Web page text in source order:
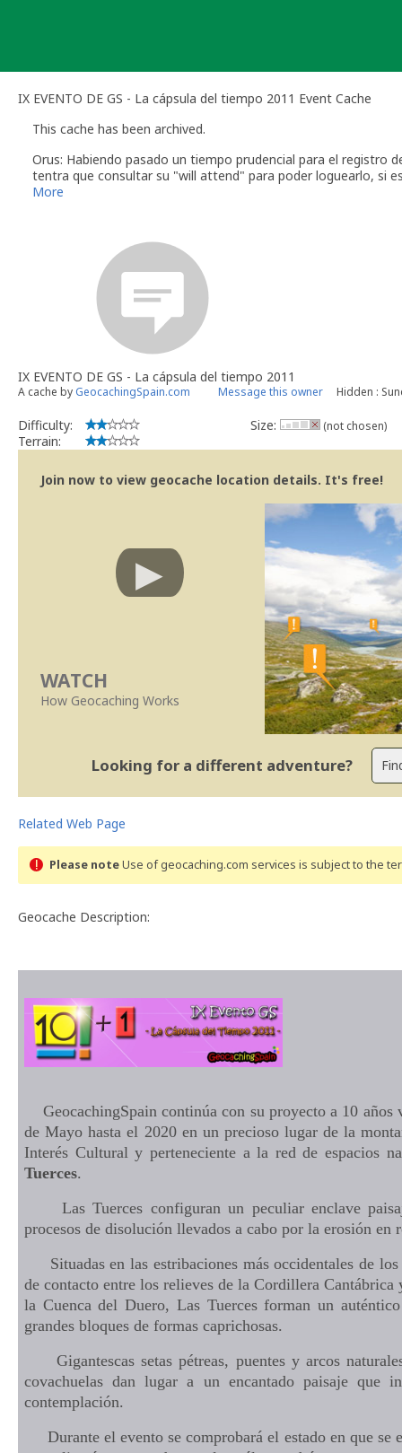
IX EVENTO DE GS - La cápsula del tiempo 2011 Event Cache
This cache has been archived.
Orus: Habiendo pasado un tiempo prudencial para el registro
tentra que consultar su "will attend" para poder loguearlo, si
Gracias por la organización.
[i]Volunteer cache reviewer[/i]
More
IX EVENTO DE GS - La cápsula del tiempo 2011
A cache by GeocachingSpain.com Message this owner Hidden :
Difficulty:
Terrain:
Size: (not chosen)
Join now to view geocache location details. It's free!
WATCH
How Geocaching Works
Looking for a different adventure?
Related Web Page
Please noteUse of geocaching.com services is subject to the
Geocache Description:
GeocachingSpain continúa con su proyecto a 10 años
de Mayo hasta el 2020 en un precioso lugar de la
Interés Cultural y perteneciente a la red de espacios
Tuerces.
Las Tuerces configuran un peculiar enclave
procesos de disolución llevados a cabo por la erosión en
Situadas en las estribaciones más occidentales de
de contacto entre los relieves de la Cordillera Cantábrica
la Cuenca del Duero, Las Tuerces forman un
grandes bloques de formas caprichosas.
Gigantescas setas pétreas, puentes y arcos
covachuelas dan lugar a un encantado paisaje
contemplación.
Durante el evento se comprobará el estado en que se